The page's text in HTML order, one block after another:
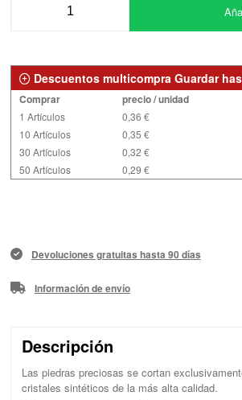
Descuentos multicompra Guardar
Comprar precio / unidad
1 Artículos
0,36 €
10 Artículos
0,35 €
30 Artículos
0,32 €
50 Artículos
0,29 €
Devoluciones gratuitas hasta 90 días
Información de envío
Descripción
Las piedras preciosas se cortan
cristales sintéticos de la más alta calidad.